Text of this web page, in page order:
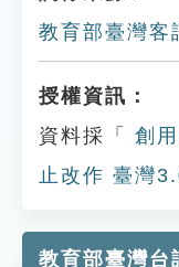
教育部臺灣客
授權資訊：
資料採「
創
止改作 臺灣
教育部臺灣台